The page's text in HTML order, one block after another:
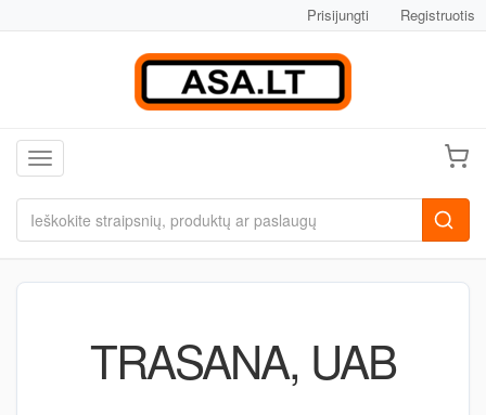
Prisijungti Registruotis
Toggle navigation
TRASANA, UAB